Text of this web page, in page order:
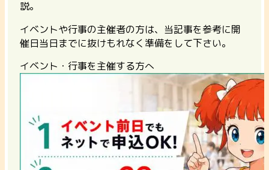
説。
イベントや行事の主催者の方は、当記事を参考に開
催日当日までに抜けもれなく準備をして下さい。
イベント・行事を主催する方へ